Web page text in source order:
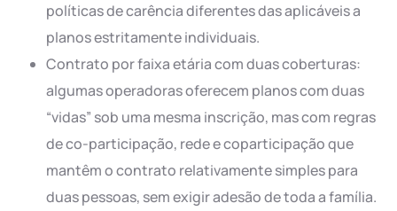
políticas de carência diferentes das aplicáveis a
planos estritamente individuais.
Contrato por faixa etária com duas coberturas:
algumas operadoras oferecem planos com duas
“vidas” sob uma mesma inscrição, mas com regras
de co-participação, rede e coparticipação que
mantêm o contrato relativamente simples para
duas pessoas, sem exigir adesão de toda a família.